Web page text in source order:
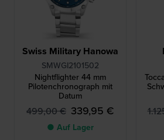
Swiss Military Hanowa
SMWGI2101502
Nightflighter 44 mm
Pilotenchronograph mit
Datum
499,00 € 339,95 €
● Auf Lager